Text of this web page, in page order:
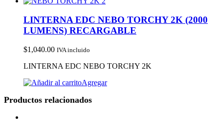
LINTERNA EDC NEBO TORCHY 2K (2000
LUMENS) RECARGABLE
$1,040.00 IVA incluido
LINTERNA EDC NEBO TORCHY 2K
Agregar
Productos relacionados